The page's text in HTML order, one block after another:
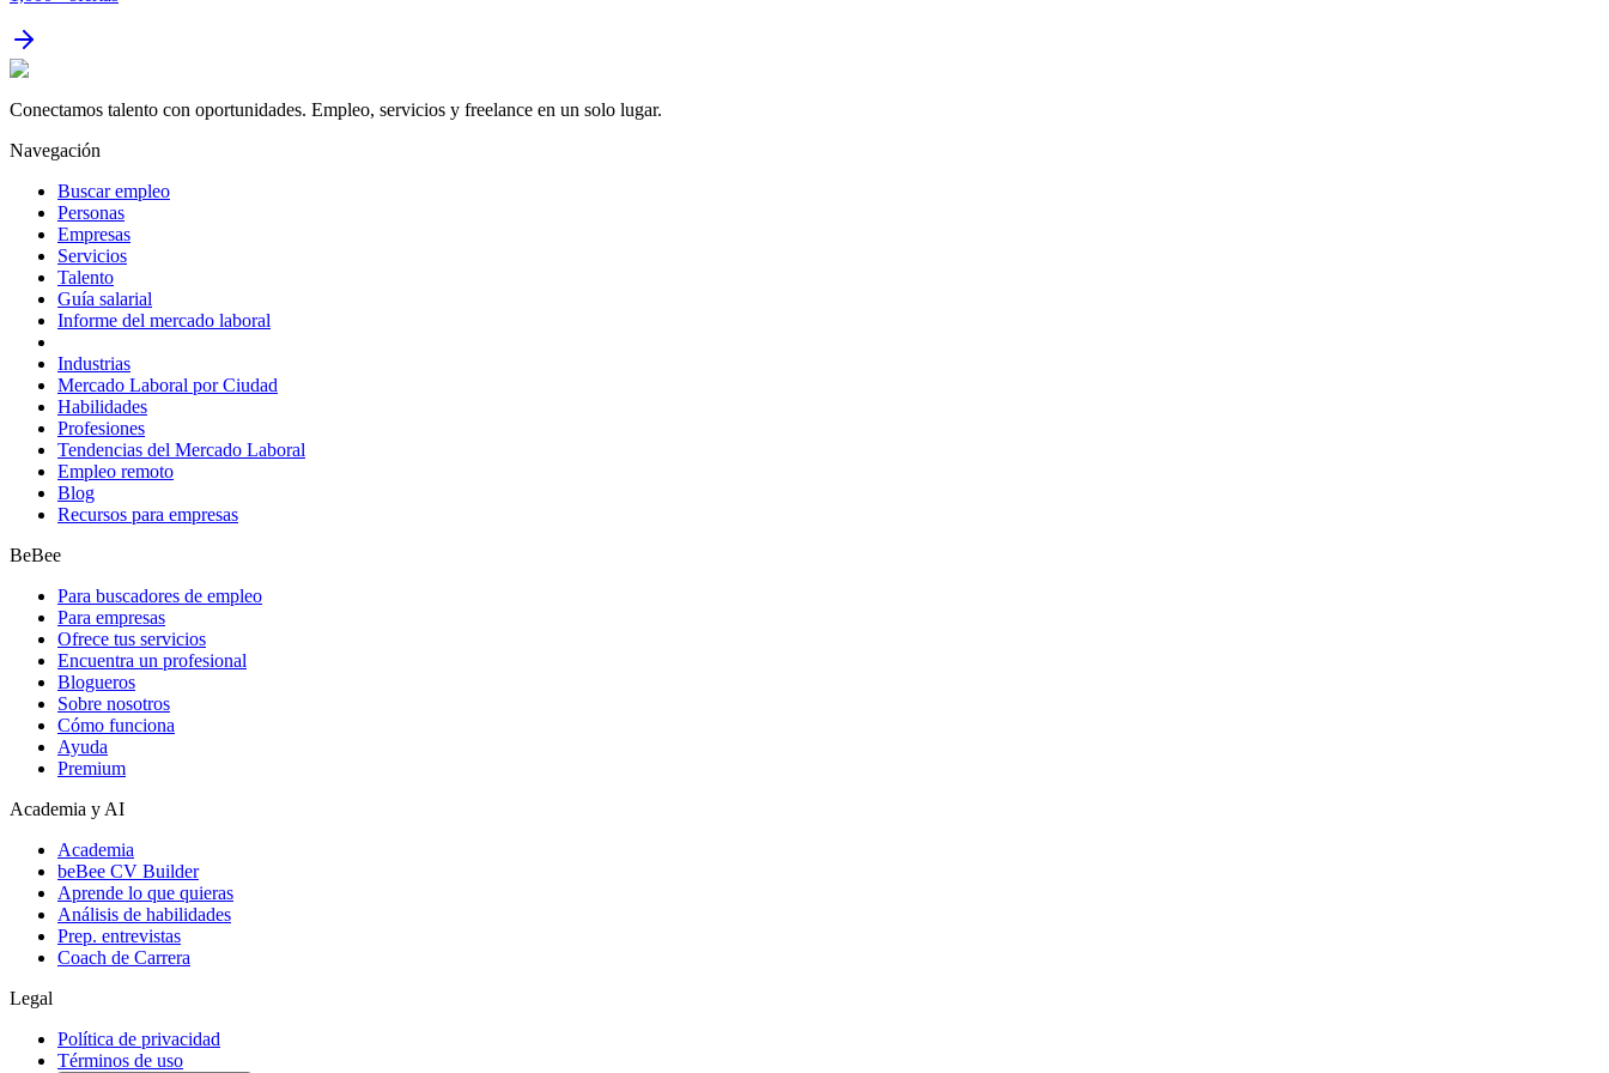
Conectamos talento con oportunidades. Empleo, servicios y freelance en un solo lugar.
Navegación
Buscar empleo
Personas
Empresas
Servicios
Talento
Guía salarial
Informe del mercado laboral
Industrias
Mercado Laboral por Ciudad
Habilidades
Profesiones
Tendencias del Mercado Laboral
Empleo remoto
Blog
Recursos para empresas
BeBee
Para buscadores de empleo
Para empresas
Ofrece tus servicios
Encuentra un profesional
Blogueros
Sobre nosotros
Cómo funciona
Ayuda
Premium
Academia y AI
Academia
beBee CV Builder
Aprende lo que quieras
Análisis de habilidades
Prep. entrevistas
Coach de Carrera
Legal
Política de privacidad
Términos de uso